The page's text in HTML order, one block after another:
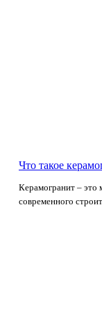
Что такое
Керамогранит – это
современного